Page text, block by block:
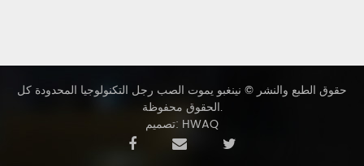
حقوق الطبع والنشر © نينغبو يموت الصب رجل التكنولوجيا المحدودة كل
الحقوق محفوظة.
تصميم: HWAQ